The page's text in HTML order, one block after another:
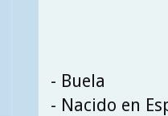
- Buela
- Nacido en